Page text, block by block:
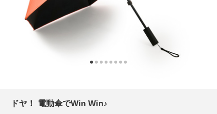
ドヤ！ 電動傘でWin Win♪